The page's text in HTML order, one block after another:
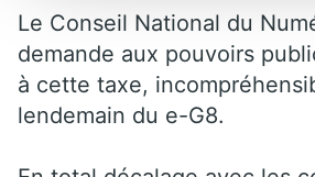
Le Conseil National du
demande aux pouvoirs
à cette taxe,
lendemain du e-G8.